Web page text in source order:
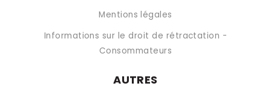
Mentions légales
Informations sur le droit de rétractation -
Consommateurs
AUTRES